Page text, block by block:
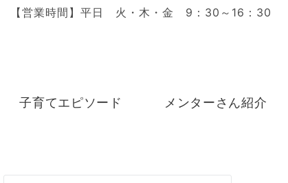
【営業時間】平日 火・木・金 9：30～16：30
子育てエピソード メンターさん紹介